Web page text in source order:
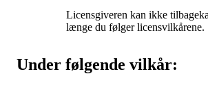
Licensgiveren kan ikke
længe du følger licensvilkårene.
Under følgende vilkår: